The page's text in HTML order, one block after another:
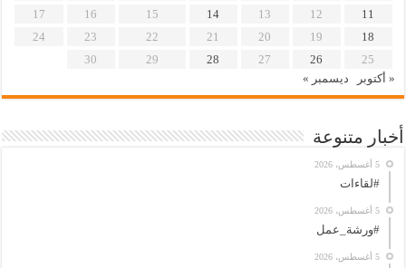
11
12
13
14
15
16
17
18
19
20
21
22
23
24
25
26
27
28
29
30
« أكتوبر
ديسمبر »
أخبار متنوعة
5 أغسطس، 2026
#لقاءات
5 أغسطس، 2026
#ورشة_عمل
5 أغسطس، 2026